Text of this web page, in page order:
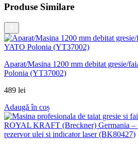
Produse Similare
Aparat/Masina 1200 mm debitat gresie/
Polonia (YT37002)
489 lei
Adaugă în coș